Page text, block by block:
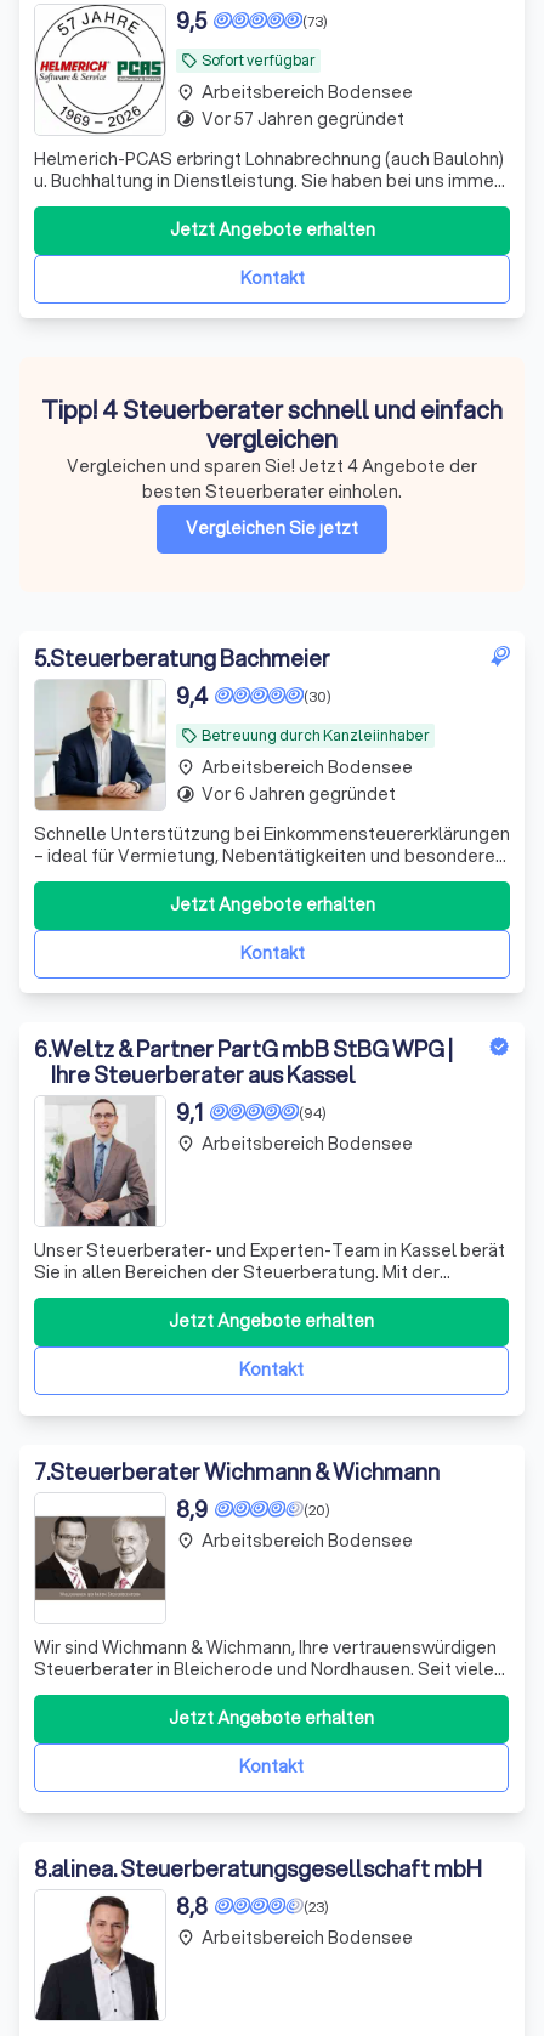
local_offer Sofort verfügbar
(73)
9,5
Helmerich-PCAS erbringt Lohnabrechnung (auch Baulohn)
u. Buchhaltung in Dienstleistung. Sie haben bei uns immer
einen festen Ansprechpartner, den Sie per Telefon,
Telefax oder eMail erreichen können.
Kontakt
Jetzt Angebote erhalten
place Arbeitsbereich Bodensee
timelapse Vor 57 Jahren gegründet
Tipp! 4 Steuerberater schnell und einfach
vergleichen
Vergleichen und sparen Sie! Jetzt 4 Angebote der
besten Steuerberater einholen.
Vergleichen Sie jetzt
5.Steuerberatung Bachmeier
local_offer Betreuung durch Kanzleiinhaber
(30)
9,4
Schnelle Unterstützung bei Einkommensteuererklärungen
– ideal für Vermietung, Nebentätigkeiten und besondere
private Situationen. Persönlich und unkompliziert.
Kontakt
Jetzt Angebote erhalten
place Arbeitsbereich Bodensee
timelapse Vor 6 Jahren gegründet
6.Weltz & Partner PartG mbB StBG WPG |
Ihre Steuerberater aus Kassel
(94)
9,1
Unser Steuer­berater- und Experten-Team in Kassel berät
Sie in allen Be­reichen der Steuer­beratung. Mit der
digitalen Scan-Buch­haltung machen wir Ihre Buch­haltung
effizient und hoch­wertig – und so einfach wie nie zuvor.
Kontakt
Jetzt Angebote erhalten
place Arbeitsbereich Bodensee
7.Steuerberater Wichmann & Wichmann
(20)
8,9
Wir sind Wichmann & Wichmann, Ihre vertrauenswürdigen
Steuerberater in Bleicherode und Nordhausen. Seit vielen
Jahren bieten wir unseren Mandanten eine proaktive und
strategische Beratung, um Steuern zu sparen und mehr
Geld in der Tasche zu behalten. Wir sprechen Ihre
Sprache, verstehen Ihre Bedürfn
Kontakt
Jetzt Angebote erhalten
place Arbeitsbereich Bodensee
8.alinea. Steuerberatungsgesellschaft mbH
(23)
8,8
place Arbeitsbereich Bodensee